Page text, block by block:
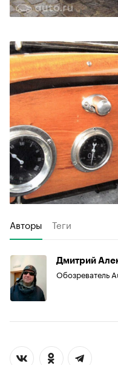
Авторы Теги
Дмитрий
Обозреватель